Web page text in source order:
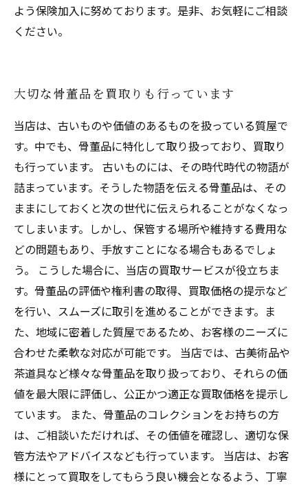
よう保険加入に努めております。是非、お気軽にご相談
ください。
大切な骨董品を買取りも行っています
当店は、古いものや価値のあるものを扱っている質屋で
す。中でも、骨董品に特化して取り扱っており、買取り
も行っています。 古いものには、その時代時代の物語が
詰まっています。そうした物語を伝える骨董品は、その
ままにしておくと次の世代に伝えられることがなくなっ
てしまいます。しかし、保管する場所や維持する費用な
どの問題もあり、手放すことになる場合もあるでしょ
う。 こうした場合に、当店の買取サービスが役立ちま
す。骨董品の評価や権利書の取得、買取価格の提示など
を行い、スムーズに取引を進めることができます。ま
た、地域に密着した質屋であるため、お客様のニーズに
合わせた柔軟な対応が可能です。 当店では、古美術品や
茶道具など様々な骨董品を取り扱っており、それらの価
値を最大限に評価し、公正かつ適正な買取価格を提示し
ています。 また、骨董品のコレクションをお持ちの方
は、ご相談いただければ、その価値を確認し、適切な保
管方法やアドバイスなども行っています。 当店は、お客
様にとって買取をしてもらう良い機会となるよう、丁寧